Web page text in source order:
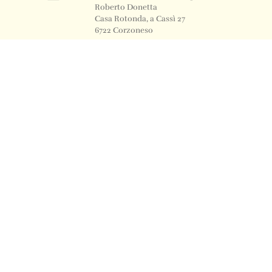
Roberto Donetta
Casa Rotonda, a Cassì 27
6722 Corzoneso